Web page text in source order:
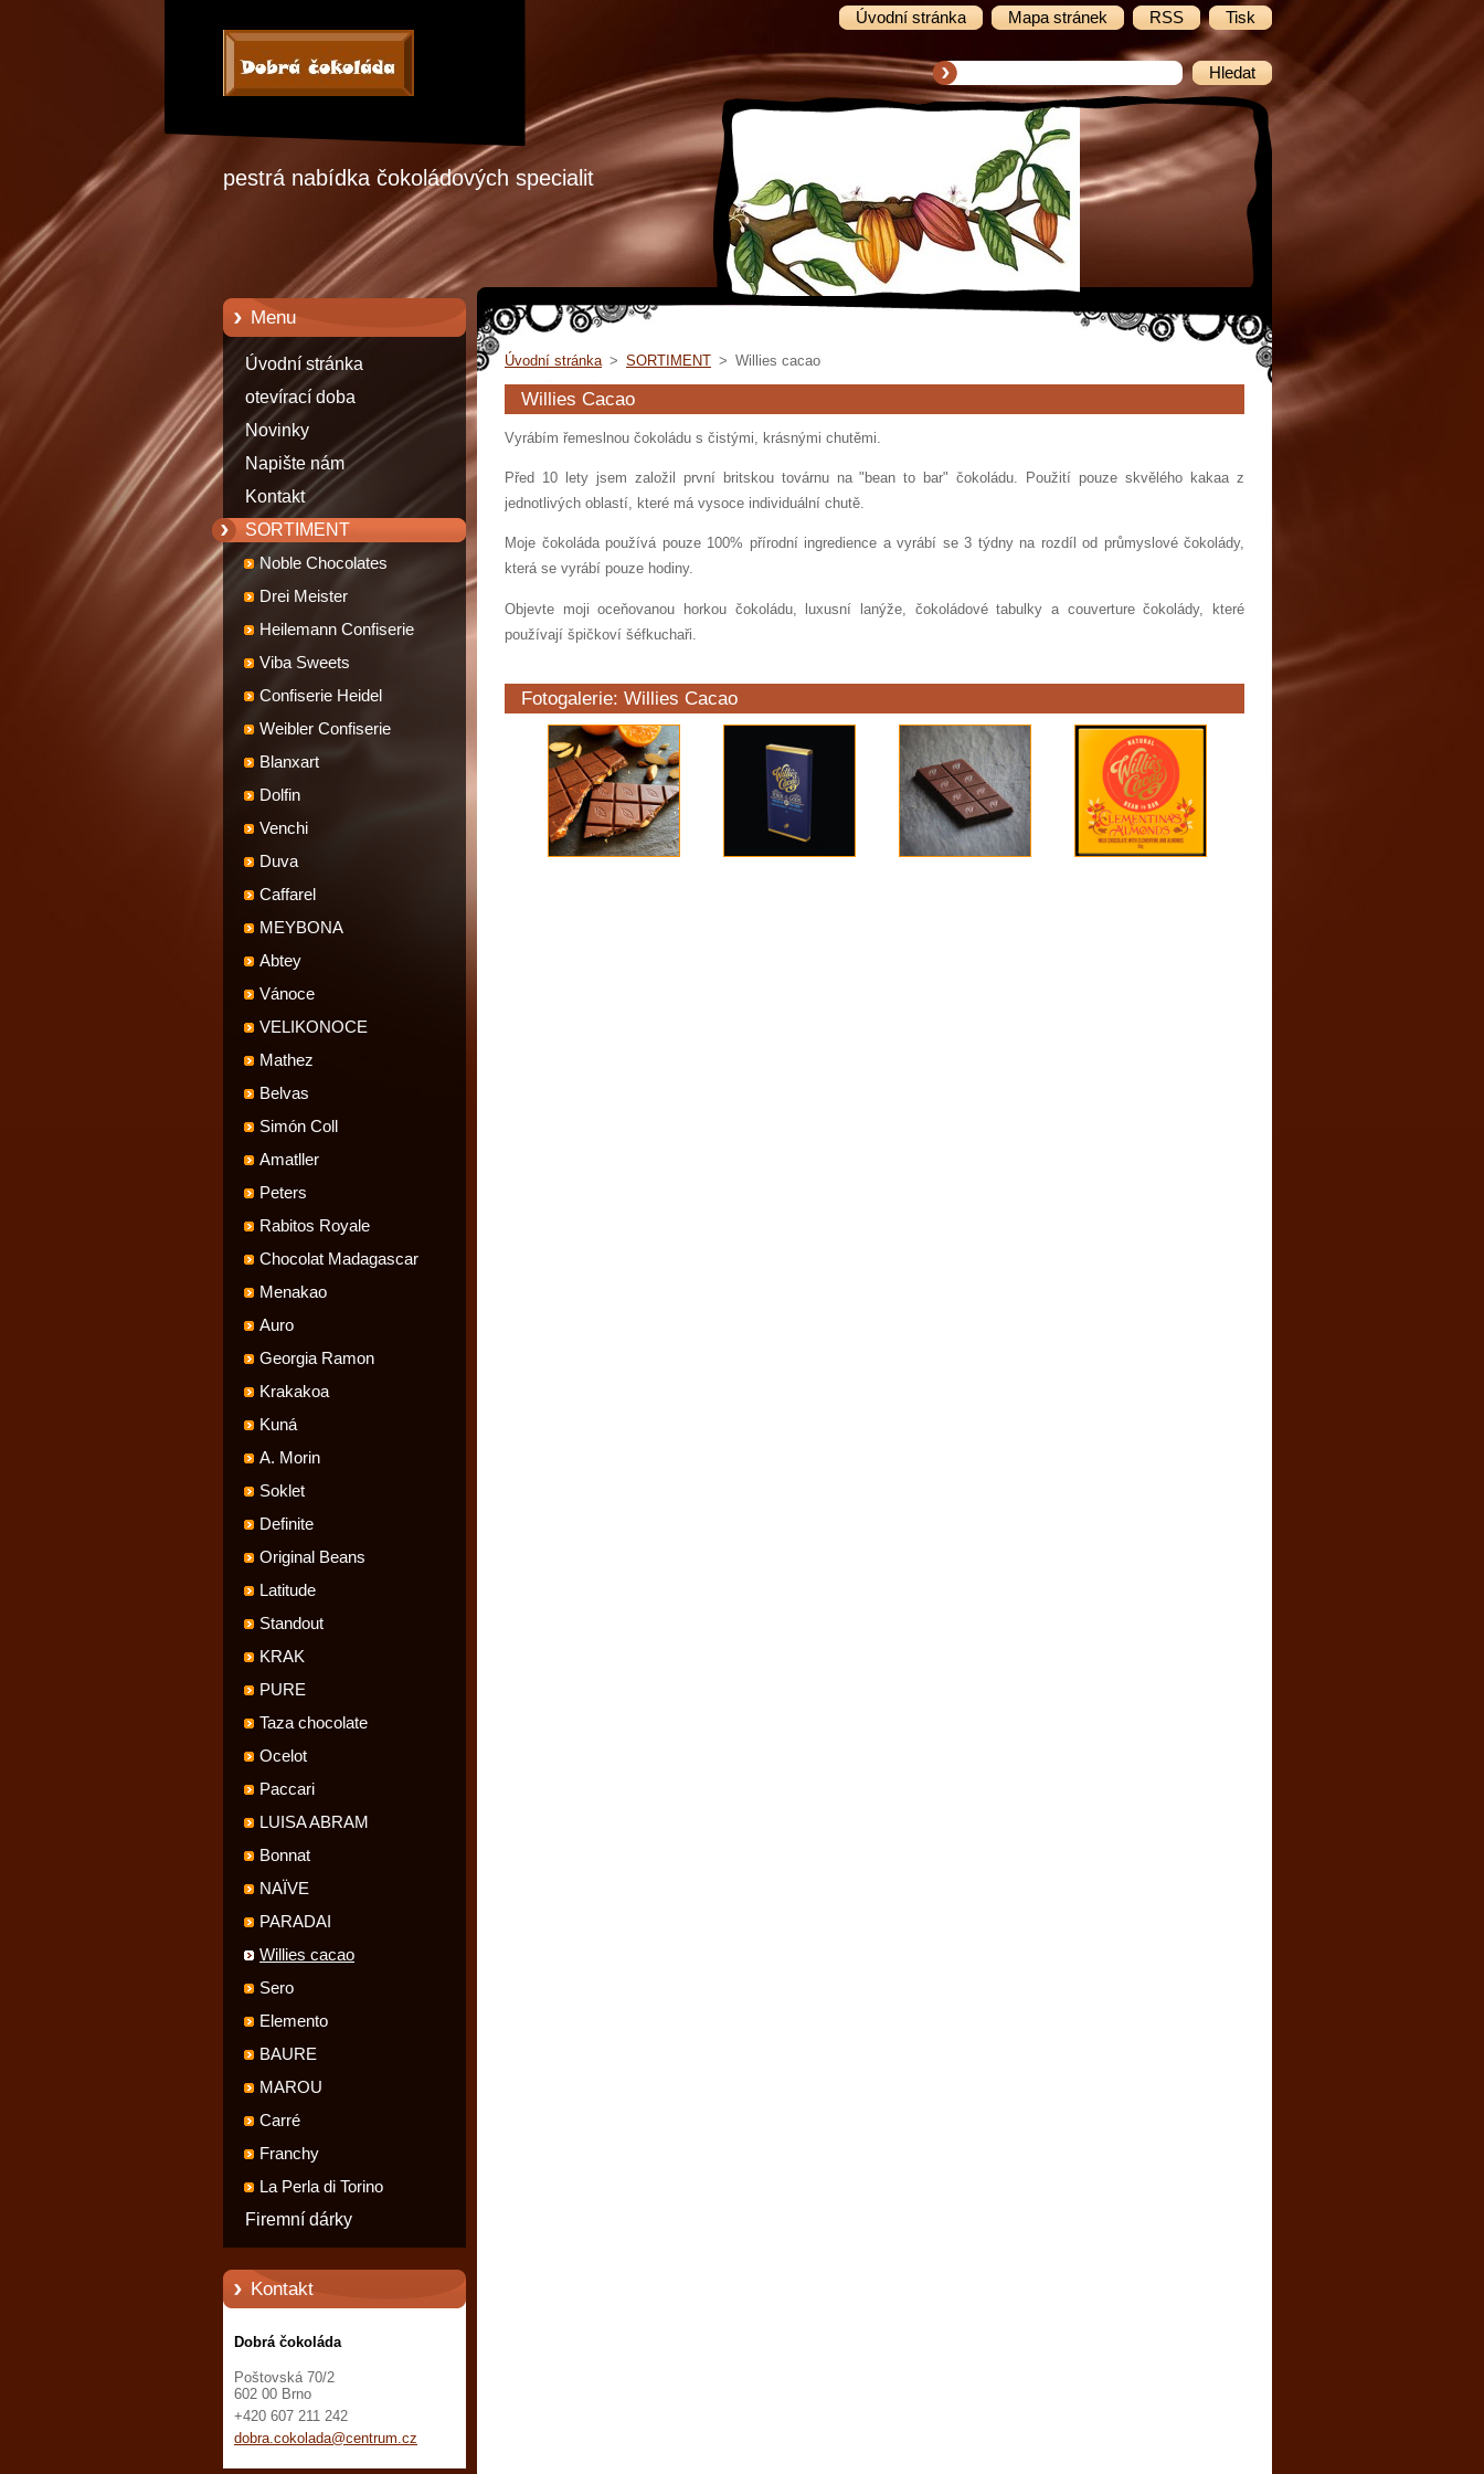
Úvodní stránka Mapa stránek RSS Tisk
pestrá nabídka čokoládových specialit
Menu
Úvodní stránka
otevírací doba
Novinky
Napište nám
Kontakt
SORTIMENT
Noble Chocolates
Drei Meister
Heilemann Confiserie
Viba Sweets
Confiserie Heidel
Weibler Confiserie
Blanxart
Dolfin
Venchi
Duva
Caffarel
MEYBONA
Abtey
Vánoce
VELIKONOCE
Mathez
Belvas
Simón Coll
Amatller
Peters
Rabitos Royale
Chocolat Madagascar
Menakao
Auro
Georgia Ramon
Krakakoa
Kuná
A. Morin
Soklet
Definite
Original Beans
Latitude
Standout
KRAK
PURE
Taza chocolate
Ocelot
Paccari
LUISA ABRAM
Bonnat
NAÏVE
PARADAI
Willies cacao
Sero
Elemento
BAURE
MAROU
Carré
Franchy
La Perla di Torino
Firemní dárky
Kontakt
Dobrá čokoláda
Poštovská 70/2
602 00 Brno
+420 607 211 242
dobra.cokolada@centrum.cz
Úvodní stránka > SORTIMENT > Willies cacao
Willies Cacao
Vyrábím řemeslnou čokoládu s čistými, krásnými chutěmi.
Před 10 lety jsem založil první britskou továrnu na "bean to bar" čokoládu. Použití pouze skvělého kakaa z
jednotlivých oblastí, které má vysoce individuální chutě.
Moje čokoláda používá pouze 100% přírodní ingredience a vyrábí se 3 týdny na rozdíl od průmyslové čokolády,
která se vyrábí pouze hodiny.
Objevte moji oceňovanou horkou čokoládu, luxusní lanýže, čokoládové tabulky a couverture čokolády, které
používají špičkoví šéfkuchaři.
Fotogalerie: Willies Cacao